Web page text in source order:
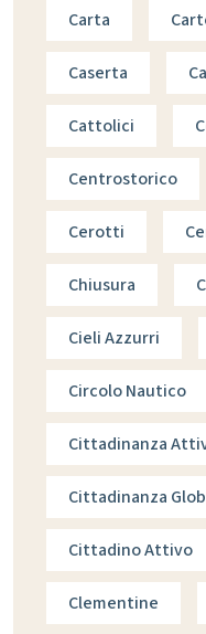
Carta
Caserta
Cattolici
Centrostorico
Cerotti
Chiusura
Cieli Azzurri
Circolo Nautico
Cittadinanza
Cittadinanza
Cittadino Attivo
Clementine